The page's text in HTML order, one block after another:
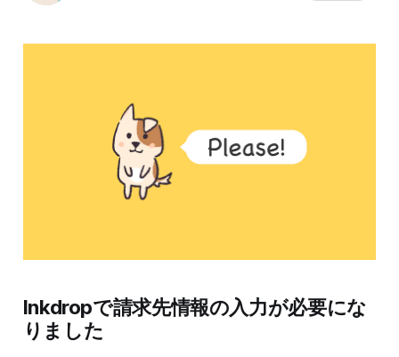
Inkdropで請求先情報の入力が必要にな
りました